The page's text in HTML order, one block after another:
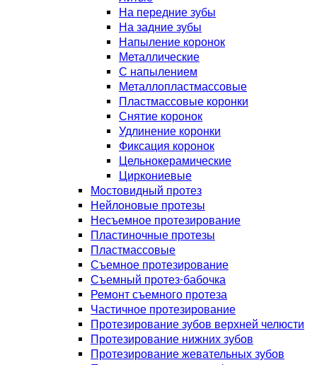
На передние зубы
На задние зубы
Напыление коронок
Металлические
С напылением
Металлопластмассовые
Пластмассовые коронки
Снятие коронок
Удлинение коронки
Фиксация коронок
Цельнокерамические
Циркониевые
Мостовидный протез
Нейлоновые протезы
Несъемное протезирование
Пластиночные протезы
Пластмассовые
Съемное протезирование
Съемный протез-бабочка
Ремонт съемного протеза
Частичное протезирование
Протезирование зубов верхней челюсти
Протезирование нижних зубов
Протезирование жевательных зубов